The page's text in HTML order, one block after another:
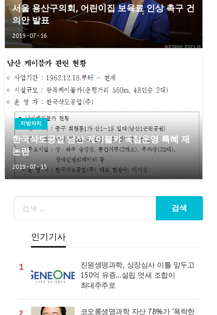
서울 용산구의회, 어린이집 보육료 인상 촉구 건
의안 발표
2019-07-16
지방자치
한국삭도공업 남산 케이블카 독점운영 특혜 재
논란
2019-07-15
인기기사
1
진원생명과학, 상장심사 이틀 앞두고
150억 유증…설립 엿새 조합이
최대주주로
코오롱생명과학 자산 78%가 ‘폭락한